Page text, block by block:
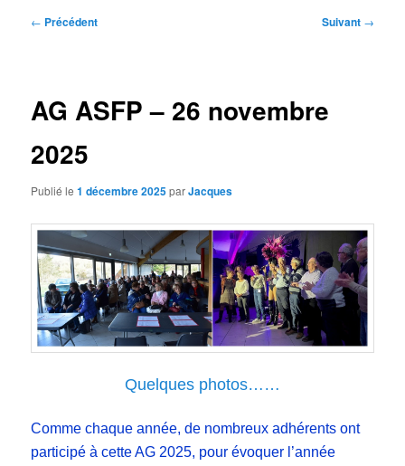
Navigation
← Précédent Suivant →
AG ASFP – 26 novembre
2025
Publié le1 décembre 2025parJacques
Quelques photos……
Comme chaque année, de nombreux adhérents ont
participé à cette AG 2025, pour évoquer l’année